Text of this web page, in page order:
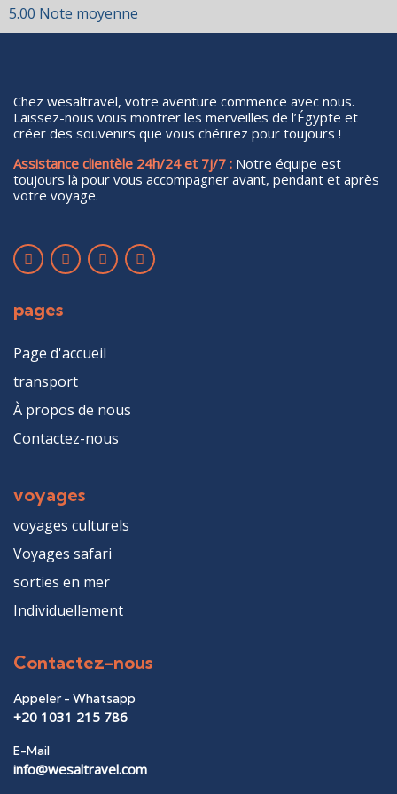
5.00 Note moyenne
Chez wesaltravel, votre aventure commence avec nous.
Laissez-nous vous montrer les merveilles de l’Égypte et
créer des souvenirs que vous chérirez pour toujours !
Assistance clientèle 24h/24 et 7j/7 : Notre équipe est
toujours là pour vous accompagner avant, pendant et après
votre voyage.
pages
Page d'accueil
transport
À propos de nous
Contactez-nous
voyages
voyages culturels
Voyages safari
sorties en mer
Individuellement
Contactez-nous
Appeler - Whatsapp
+20 1031 215 786
E-Mail
info@wesaltravel.com